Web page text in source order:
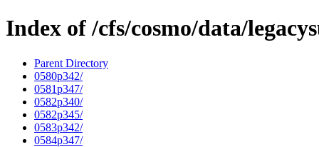
Index of /cfs/cosmo/data/
Parent Directory
0580p342/
0581p347/
0582p340/
0582p345/
0583p342/
0584p347/